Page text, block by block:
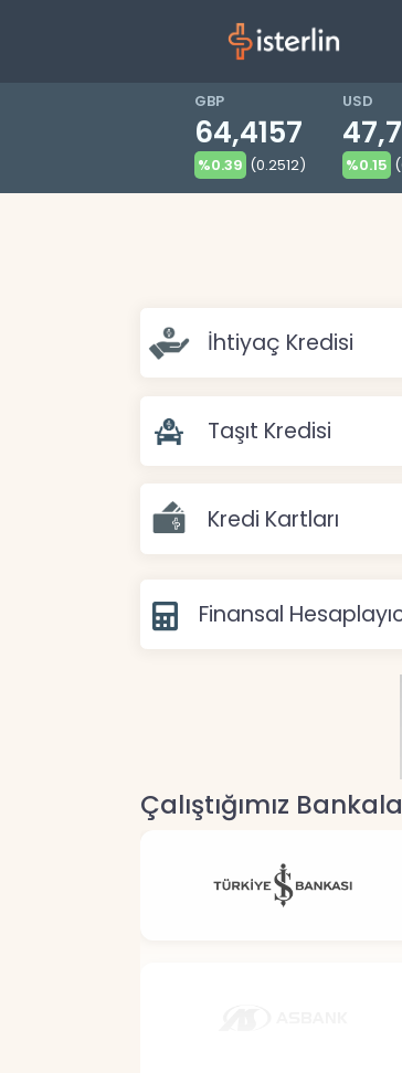
GBP
64,4157
%0.39 (0.2512)
USD
%0.15
İhtiyaç Kredisi
Taşıt Kredisi
Kredi Kartları
Finansal
Çalıştığımız